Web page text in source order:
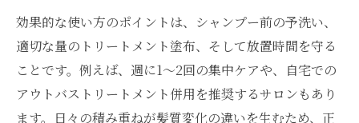
効果的な使い方のポイントは、シャンプー前の予洗い、
適切な量のトリートメント塗布、そして放置時間を守る
ことです。例えば、週に1〜2回の集中ケアや、自宅での
アウトバストリートメント併用を推奨するサロンもあり
ます。日々の積み重ねが髪質変化の違いを生むため、正